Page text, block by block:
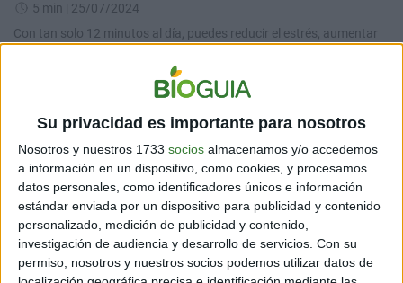
Su privacidad es importante para nosotros
Nosotros y nuestros 1733 socios almacenamos y/o accedemos
a información en un dispositivo, como cookies, y procesamos
datos personales, como identificadores únicos e información
estándar enviada por un dispositivo para publicidad y contenido
personalizado, medición de publicidad y contenido,
investigación de audiencia y desarrollo de servicios. Con su
permiso, nosotros y nuestros socios podemos utilizar datos de
5 min | 25/07/2024
Con tan solo 12 minutos al día, puedes reducir el estrés, aumentar
TENDENCIAS